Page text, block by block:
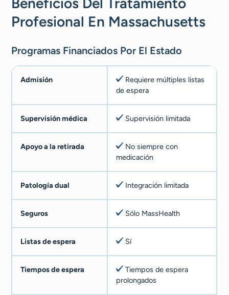
Profesional En Massachusetts
Programas Financiados Por El Estado
Admisión
Requiere múltiples listas
de espera
Supervisión médica Supervisión limitada
Apoyo a la retirada
No siempre con
medicación
Patología dual Integración limitada
Seguros Sólo MassHealth
Listas de espera Sí
Tiempos de espera
Tiempos de espera
prolongados